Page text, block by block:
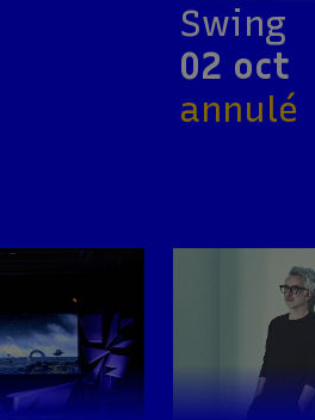
Swing
02 oct
annulé